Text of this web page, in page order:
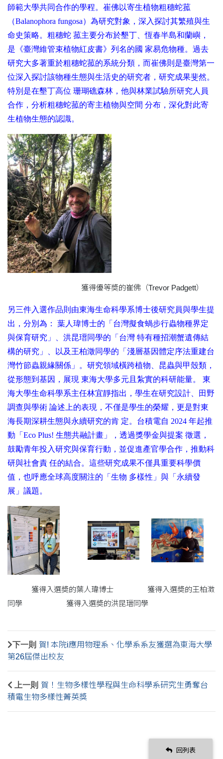
師範大學共同合作的學程。崔佛以寄生植物粗穗蛇菰
（Balanophora fungosa）為研究對象，深入探討其繁殖與生
命史策略。粗穗蛇 菰主要分布於墾丁、恆春半島和蘭嶼，
是《臺灣維管束植物紅皮書》列名的國 家易危物種。過去
研究大多著重於粗穗蛇菰的系統分類，而崔佛則是臺灣第一
位深入探討該物種生態與生活史的研究者，研究成果斐然。
特別是在墾丁高位 珊瑚礁森林，他與林業試驗所研究人員
合作，分析粗穗蛇菰的寄主植物與空間 分布，深化對此寄
生植物生態的認識。
獲得優等奬的崔佛（Trevor Padgett）
另三件入選作品則由東海生命科學系博士後研究員與學生提
出，分別為： 葉人瑋博士的「台灣擬食蝸步行蟲物種界定
與保育研究」、洪昆瑨同學的「台灣 特有種招潮蟹遺傳結
構的研究」、以及王柏澂同學的「淺層基因體定序法重建台
灣竹節蟲親緣關係」。研究領域橫跨植物、昆蟲與甲殼類，
從形態到基因，展現 東海大學多元且紮實的科研能量。 東
海大學生命科學系主任林宜靜指出，學生在研究設計、田野
調查與學術 論述上的表現，不僅是學生的榮耀，更是對東
海長期深耕生態與永續研究的肯 定。台積電自 2024 年起推
動「Eco Plus! 生態共融計畫」，透過獎學金與提案 徵選，
鼓勵青年投入研究與保育行動，並促進產官學合作，推動科
研與社會責 任的結合。這些研究成果不僅具重要科學價
值，也呼應全球高度關注的「生物 多樣性」與「永續發
展」議題。
獲得入選奬的葉人瑋博士 獲得入選奬的王柏澂
同學 獲得入選奬的洪昆瑨同學
下一則 賀! 本院i應用物理系、化學系系友獲選為東海大學
第26屆傑出校友
上一則 賀！生物多樣性學程與生命科學系研究生勇奪台
積電生物多樣性菁英獎
回列表